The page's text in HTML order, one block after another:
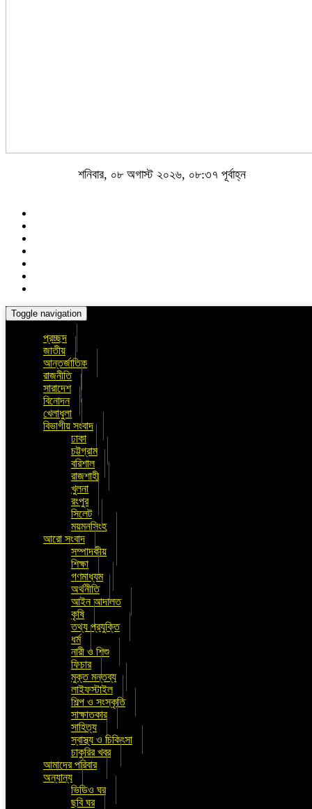
শনিবার, ০৮ অগাস্ট ২০২৬, ০৮:৩৭ পূর্বাহ্ন
Toggle navigation
প্রচ্ছদ
জাতীয়
আন্তর্জাতিক
রাজনীতি
সারাদেশ
বিনোদন
খেলাধুলা
বিভাগীয় সংবাদ
ঢাকা
চট্টগ্রাম
বরিশাল
রাজশাহী
খুলনা
রংপুর
সিলেট
ময়মনসিংহ
আরো সংবাদ
সম্পাদকীয়
শিক্ষা
গণমাধ্যম
অর্থনীতি
আইন আদালত
কৃষি
তথ্য প্রযুক্তি
ধর্ম
নারী ও শিশু
ফিচার
মুক্ত মন্তব্য
লাইফস্টাইল
শিল্প ও সংস্কৃতি
সাক্ষাতকার
সাহিত্য
স্বাস্থ্য ও চিকিৎসা
চাকুরির খবর
আমাদের পরিবার
অন্যান্য
ভিডিও ঘর
ছবি ঘর